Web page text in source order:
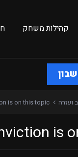
קהילות משחק
ועזרה is on this topic
is